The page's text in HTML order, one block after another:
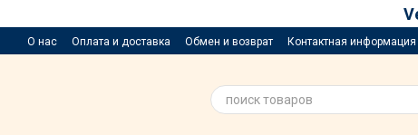
О нас Оплата и доставка Обмен и возврат Контактная информация